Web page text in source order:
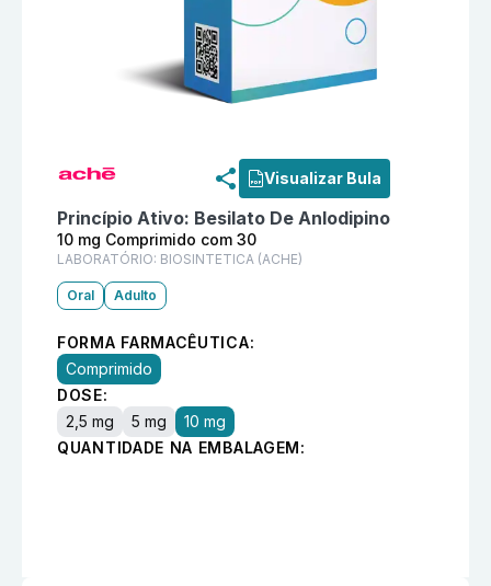
Visualizar Bula
Princípio Ativo: Besilato De Anlodipino
10 mg Comprimido com 30
LABORATÓRIO: BIOSINTETICA (ACHE)
Oral Adulto
FORMA FARMACÊUTICA:
Comprimido
DOSE:
2,5 mg
5 mg
10 mg
QUANTIDADE NA EMBALAGEM: